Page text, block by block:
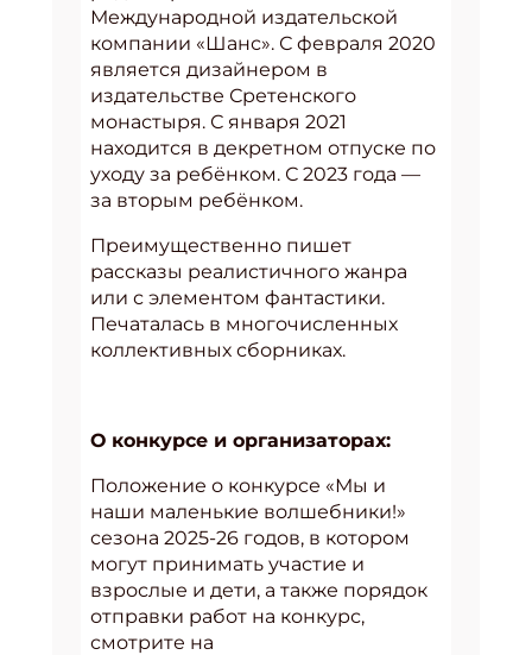
Международной издательской
компании «Шанс». С февраля 2020
является дизайнером в
издательстве Сретенского
монастыря. С января 2021
находится в декретном отпуске по
уходу за ребёнком. С 2023 года —
за вторым ребёнком.
Преимущественно пишет
рассказы реалистичного жанра
или с элементом фантастики.
Печаталась в многочисленных
коллективных сборниках.
О конкурсе и организаторах:
Положение о конкурсе «Мы и
наши маленькие волшебники!»
сезона 2025-26 годов, в котором
могут принимать участие и
взрослые и дети, а также порядок
отправки работ на конкурс,
смотрите на